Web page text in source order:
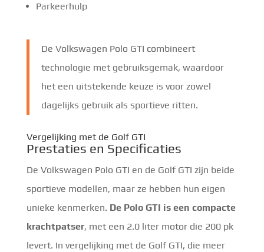
Parkeerhulp
De Volkswagen Polo GTI combineert
technologie met gebruiksgemak, waardoor
het een uitstekende keuze is voor zowel
dagelijks gebruik als sportieve ritten.
Vergelijking met de Golf GTI
Prestaties en Specificaties
De Volkswagen Polo GTI en de Golf GTI zijn beide
sportieve modellen, maar ze hebben hun eigen
unieke kenmerken. De Polo GTI is een compacte
krachtpatser, met een 2.0 liter motor die 200 pk
levert. In vergelijking met de Golf GTI, die meer